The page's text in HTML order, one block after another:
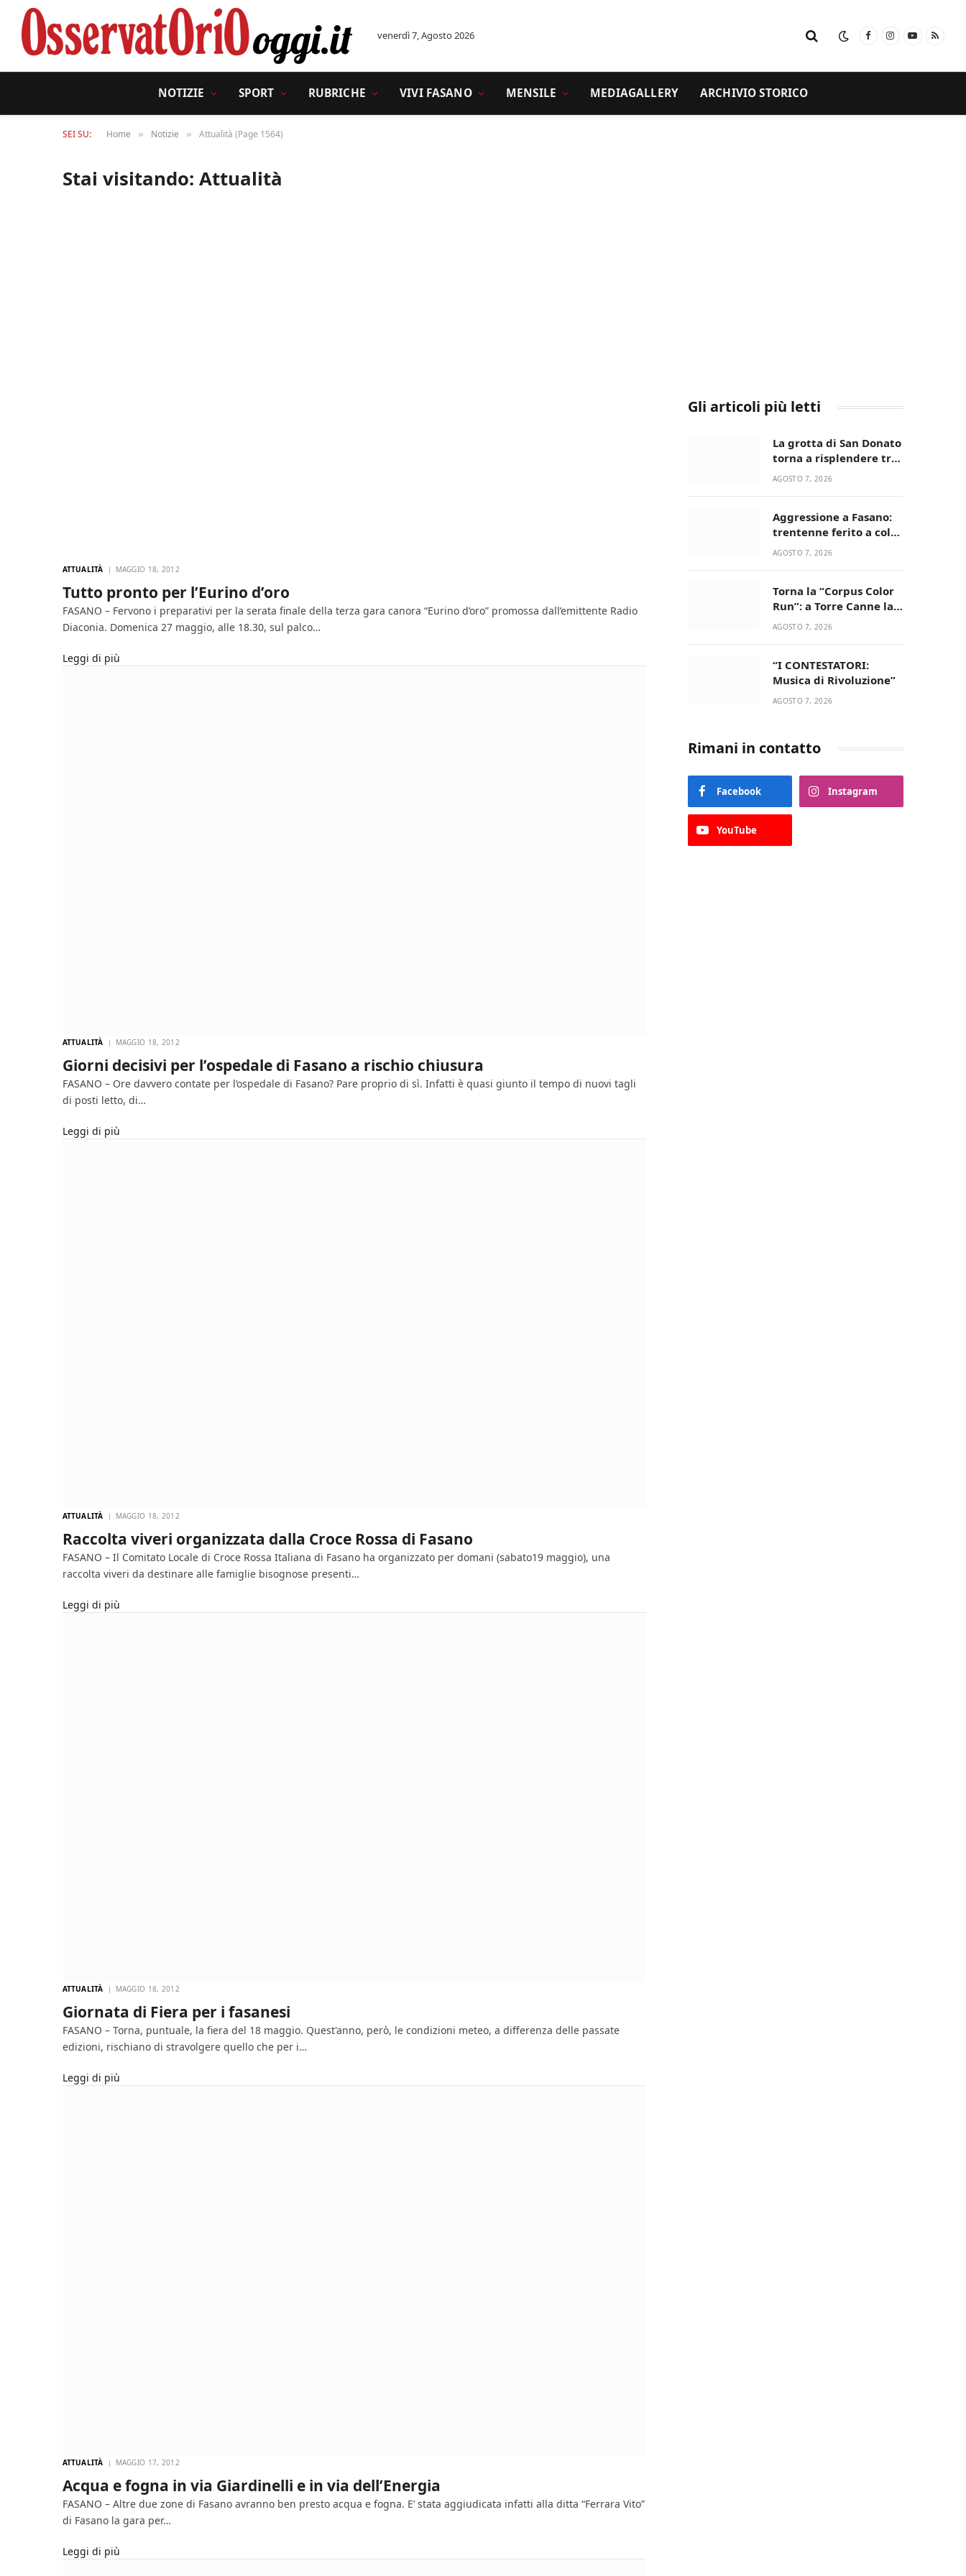
venerdì 7, Agosto 2026 FacebookInstagram
YouTube
RSS
NOTIZIE SPORT RUBRICHE VIVI FASANO MENSILE MEDIAGALLERY ARCHIVIO STORICO
SEI SU: Home » Notizie » Attualità (Page 1564)
Stai visitando: Attualità
ATTUALITÀ MAGGIO 18, 2012
Tutto pronto per l’Eurino d’oro
FASANO – Fervono i preparativi per la serata finale della terza gara canora “Eurino d’oro” promossa dall’emittente Radio
Diaconia. Domenica 27 maggio, alle 18.30, sul palco…
Leggi di più
ATTUALITÀ MAGGIO 18, 2012
Giorni decisivi per l’ospedale di Fasano a rischio chiusura
FASANO – Ore davvero contate per l’ospedale di Fasano? Pare proprio di sì. Infatti è quasi giunto il tempo di nuovi tagli
di posti letto, di…
Leggi di più
ATTUALITÀ MAGGIO 18, 2012
Raccolta viveri organizzata dalla Croce Rossa di Fasano
FASANO – Il Comitato Locale di Croce Rossa Italiana di Fasano ha organizzato per domani (sabato19 maggio), una
raccolta viveri da destinare alle famiglie bisognose presenti…
Leggi di più
ATTUALITÀ MAGGIO 18, 2012
Giornata di Fiera per i fasanesi
FASANO – Torna, puntuale, la fiera del 18 maggio. Quest'anno, però, le condizioni meteo, a differenza delle passate
edizioni, rischiano di stravolgere quello che per i…
Leggi di più
ATTUALITÀ MAGGIO 17, 2012
Acqua e fogna in via Giardinelli e in via dell’Energia
FASANO – Altre due zone di Fasano avranno ben presto acqua e fogna. E’ stata aggiudicata infatti alla ditta “Ferrara Vito”
di Fasano la gara per…
Leggi di più
Gli articoli più letti
La grotta di San Donato
torna a risplendere tra
fede, natura e
AGOSTO 7, 2026
Aggressione a Fasano:
trentenne ferito a colpi
di pistola in casa
AGOSTO 7, 2026
Torna la “Corpus Color
Run”: a Torre Canne la
corsa più allegra e
AGOSTO 7, 2026
“I CONTESTATORI:
Musica di Rivoluzione”
AGOSTO 7, 2026
Rimani in contatto
Facebook Instagram
YouTube